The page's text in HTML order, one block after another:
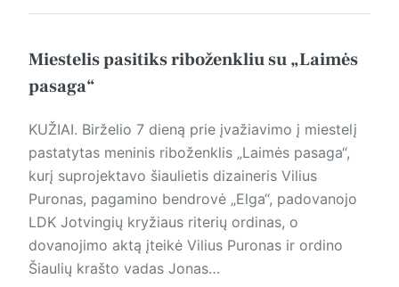
Miestelis pasitiks riboženkliu su „Laimės
pasaga“
KUŽIAI. Birželio 7 dieną prie įvažiavimo į miestelį
pastatytas meninis riboženklis „Laimės pasaga“,
kurį suprojektavo šiaulietis dizaineris Vilius
Puronas, pagamino bendrovė „Elga“, padovanojo
LDK Jotvingių kryžiaus riterių ordinas, o
dovanojimo aktą įteikė Vilius Puronas ir ordino
Šiaulių krašto vadas Jonas…